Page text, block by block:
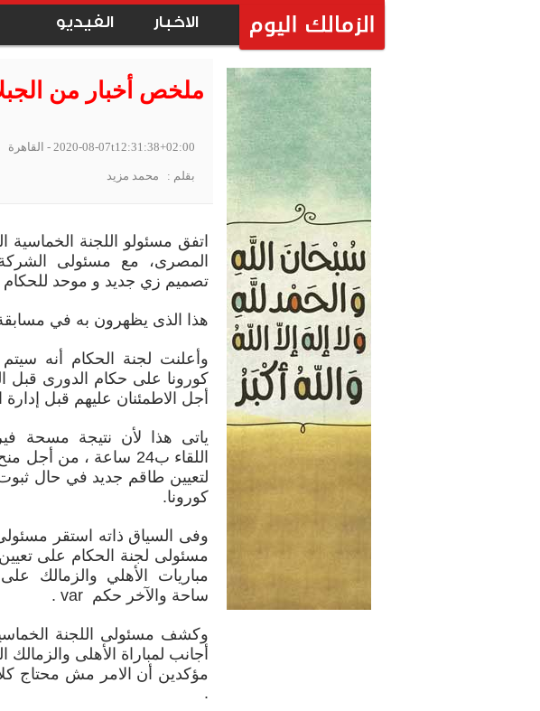
الاخبار الفيديو
ملخص أخبار من
2020-08-07t12:31:38+02:00 - القاهرة
بقلم : محمد مزيد
اتفق مسئولو اللجنة الخماسية
المصرى، مع مسئولى
تصميم زي جديد و موحد للحكام
هذا الذى يظهرون به في
وأعلنت لجنة الحكام أنه
أجل الاطمئنان عليهم قبل إدارة
ياتى هذا لأن نتيجة مسحة
اللقاء ب24 ساعة ، من
لتعيين طاقم جديد في حال
كورونا.
وفى السياق ذاته استقر مسئولى
مسئولى لجنة الحكام على
مباريات الأهلي والزمالك
ساحة والآخر حكم var .
وكشف مسئولى اللجنة
أجانب لمباراة الأهلى
مؤكدين أن الامر مش محتاج
.